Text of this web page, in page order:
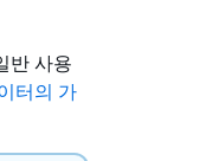
반 사용
터의 가